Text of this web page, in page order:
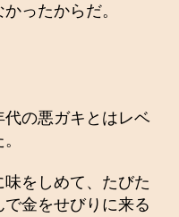
ったからだ。
の悪ガキとはレベ
をしめて、たびた
金をせびりに来る